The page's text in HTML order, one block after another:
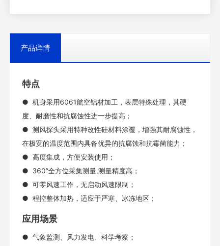
产品详情
特点
● 机身采用6061航空铝材加工，表层特殊处理，其硬
度、耐磨性和抗腐蚀性进一步提高；
● 测风探头采用特种改性硅材料涂覆，增强其耐腐蚀性，
在极宽的温度范围内具备优异的抗腐蚀和抗霉菌能力；
● 高度集成，方便安装使用；
● 360”全方位采集测量,测量精度高；
● 可零风速工作，无启动风速限制；
● 程控整体加热，适应于严寒、冰冻地区；
应用场景
● 气象监测、风力发电、科学考察；